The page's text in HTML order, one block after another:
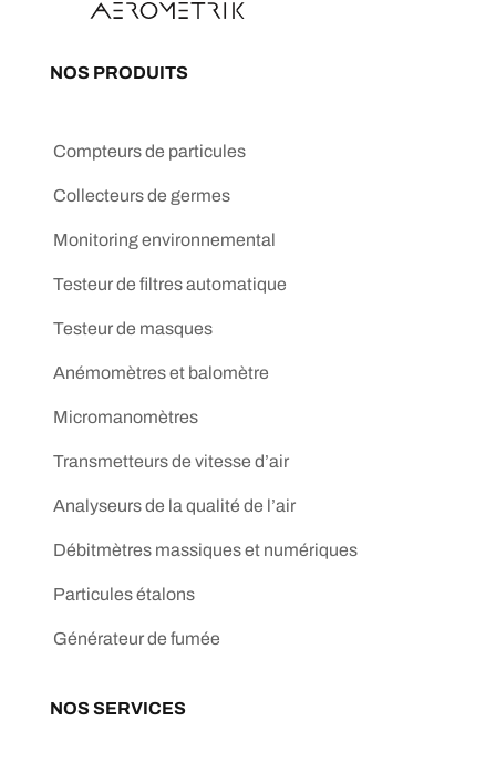
NOS PRODUITS
Compteurs de particules
Collecteurs de germes
Monitoring environnemental
Testeur de filtres automatique
Testeur de masques
Anémomètres et balomètre
Micromanomètres
Transmetteurs de vitesse d’air
Analyseurs de la qualité de l’air
Débitmètres massiques et numériques
Particules étalons
Générateur de fumée
NOS SERVICES